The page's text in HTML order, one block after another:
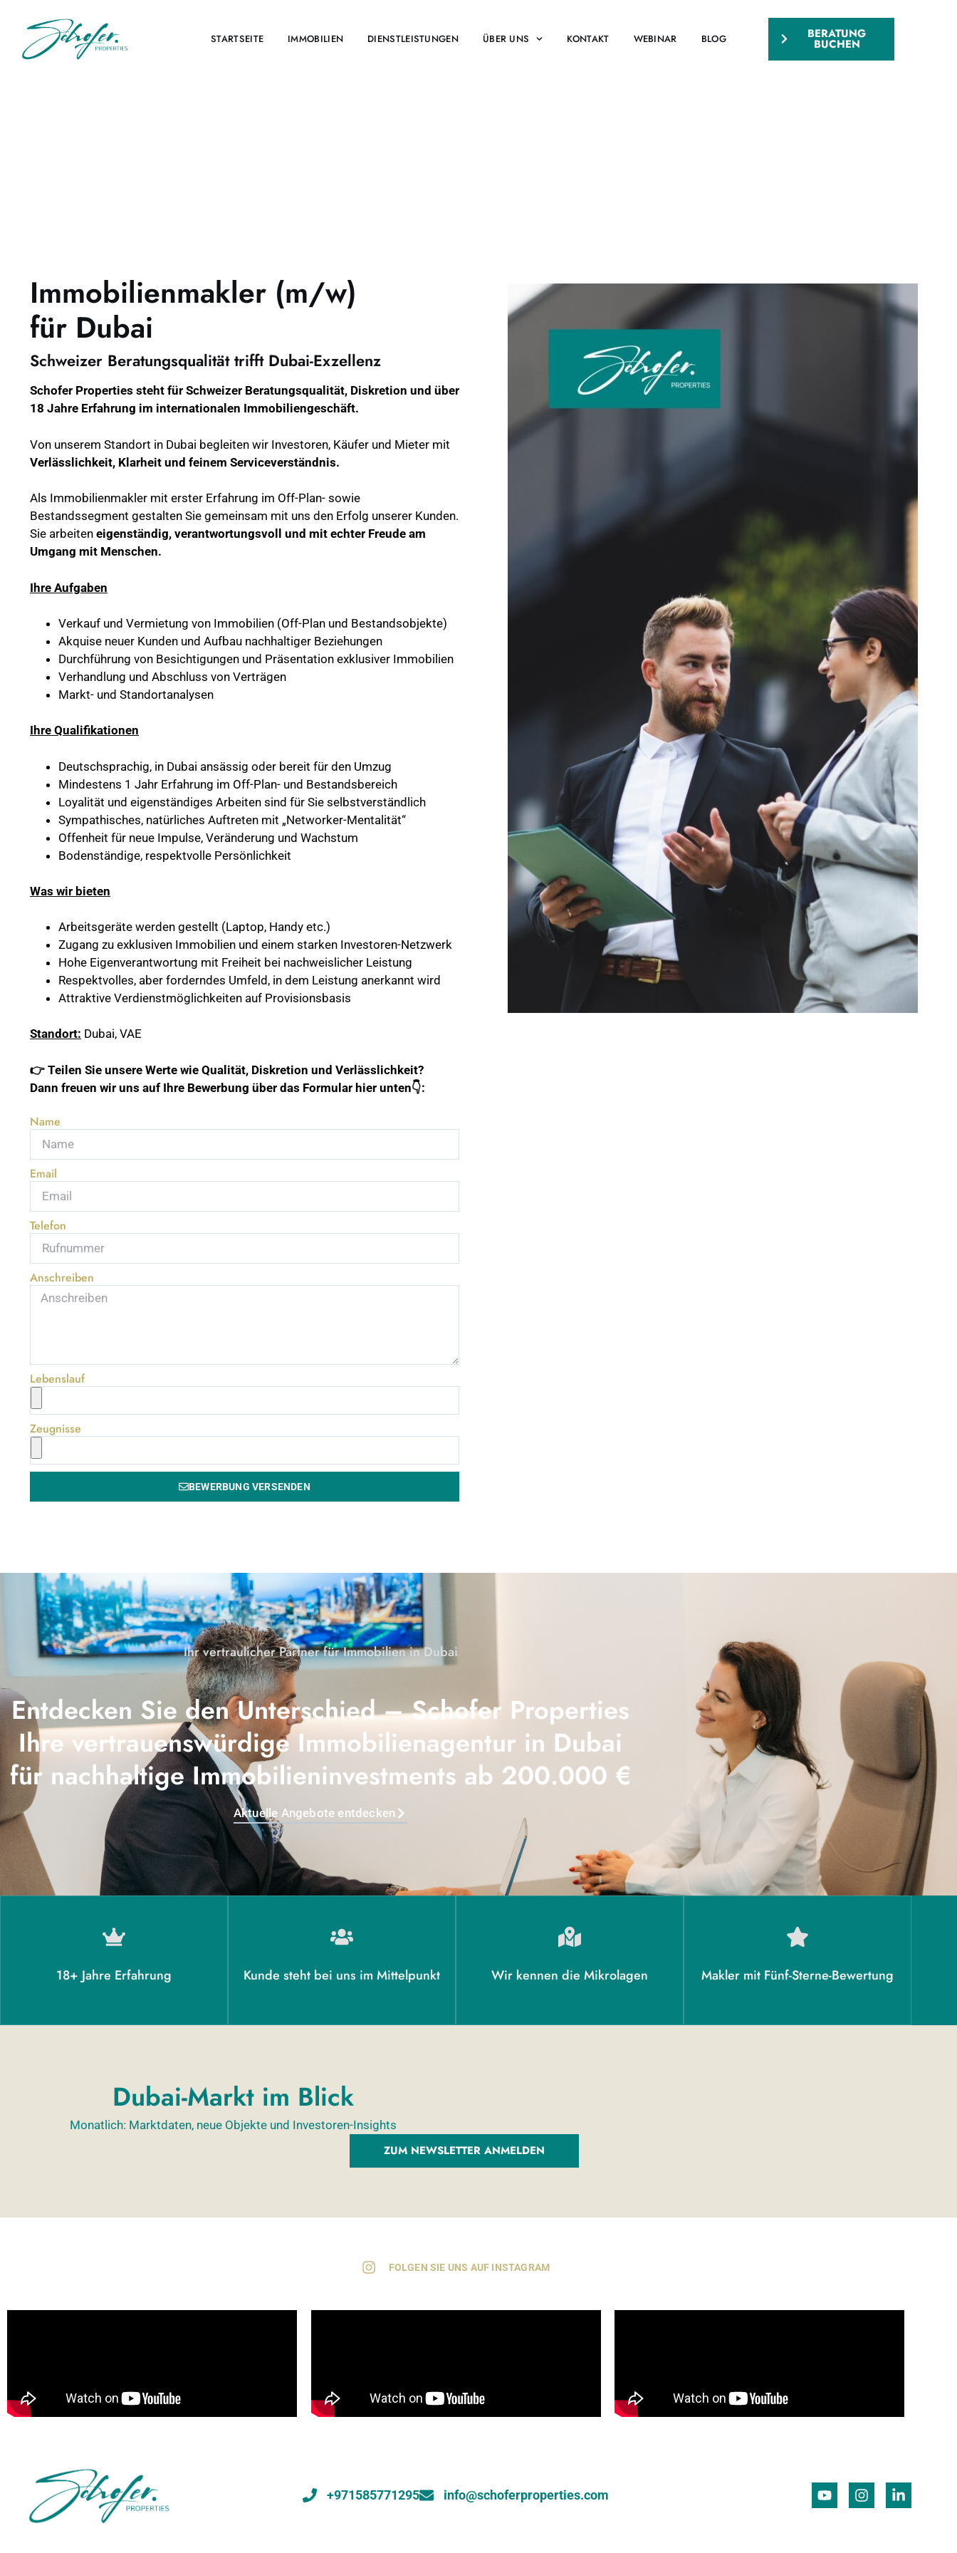
STARTSEITE IMMOBILIEN DIENSTLEISTUNGEN ÜBER UNS KONTAKT WEBINAR BLOG BERATUNG
BUCHEN
Immobilienmakler (m/w)
für Dubai
Schweizer Beratungsqualität trifft Dubai-Exzellenz
Schofer Properties steht für Schweizer Beratungsqualität, Diskretion und über
18 Jahre Erfahrung im internationalen Immobiliengeschäft.
Von unserem Standort in Dubai begleiten wir Investoren, Käufer und Mieter mit
Verlässlichkeit, Klarheit und feinem Serviceverständnis.
Als Immobilienmakler mit erster Erfahrung im Off-Plan- sowie
Bestandssegment gestalten Sie gemeinsam mit uns den Erfolg unserer Kunden.
Sie arbeiten eigenständig, verantwortungsvoll und mit echter Freude am
Umgang mit Menschen.
Ihre Aufgaben
Verkauf und Vermietung von Immobilien (Off-Plan und Bestandsobjekte)
Akquise neuer Kunden und Aufbau nachhaltiger Beziehungen
Durchführung von Besichtigungen und Präsentation exklusiver Immobilien
Verhandlung und Abschluss von Verträgen
Markt- und Standortanalysen
Ihre Qualifikationen
Deutschsprachig, in Dubai ansässig oder bereit für den Umzug
Mindestens 1 Jahr Erfahrung im Off-Plan- und Bestandsbereich
Loyalität und eigenständiges Arbeiten sind für Sie selbstverständlich
Sympathisches, natürliches Auftreten mit „Networker-Mentalität“
Offenheit für neue Impulse, Veränderung und Wachstum
Bodenständige, respektvolle Persönlichkeit
Was wir bieten
Arbeitsgeräte werden gestellt (Laptop, Handy etc.)
Zugang zu exklusiven Immobilien und einem starken Investoren-Netzwerk
Hohe Eigenverantwortung mit Freiheit bei nachweislicher Leistung
Respektvolles, aber forderndes Umfeld, in dem Leistung anerkannt wird
Attraktive Verdienstmöglichkeiten auf Provisionsbasis
Standort: Dubai, VAE
👉 Teilen Sie unsere Werte wie Qualität, Diskretion und Verlässlichkeit?
Dann freuen wir uns auf Ihre Bewerbung über das Formular hier unten👇:
Name
Email
Telefon
Anschreiben
Lebenslauf
Zeugnisse
BEWERBUNG VERSENDEN
Ihr vertraulicher Partner für Immobilien in Dubai
Entdecken Sie den Unterschied – Schofer Properties
Ihre vertrauenswürdige Immobilienagentur in Dubai
für nachhaltige Immobilieninvestments ab 200.000 €
Aktuelle Angebote entdecken
18+ Jahre Erfahrung Kunde steht bei uns im Mittelpunkt Wir kennen die Mikrolagen Makler mit Fünf-Sterne-Bewertung
Dubai-Markt im Blick
Monatlich: Marktdaten, neue Objekte und Investoren-Insights
ZUM NEWSLETTER ANMELDEN
FOLGEN SIE UNS AUF INSTAGRAM
+971585771295 info@schoferproperties.com